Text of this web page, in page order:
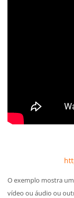
O exemplo mostra
vídeo ou áudio ou